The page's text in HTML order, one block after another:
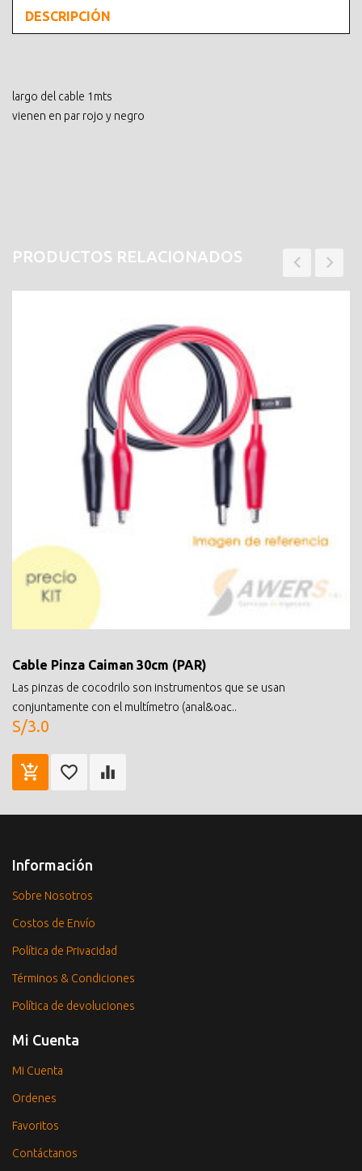
DESCRIPCIÓN
largo del cable 1mts
vienen en par rojo y negro
PRODUCTOS RELACIONADOS
Cable Pinza Caiman 30cm (PAR)
Las pinzas de cocodrilo son instrumentos que se usan
conjuntamente con el multímetro (anal&oac..
S/3.0
Información
Sobre Nosotros
Costos de Envío
Política de Privacidad
Términos & Condiciones
Política de devoluciones
Mi Cuenta
Mi Cuenta
Ordenes
Favoritos
Contáctanos